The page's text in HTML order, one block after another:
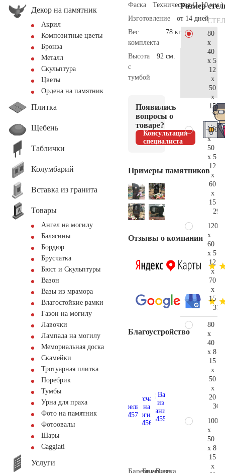
Декор на памятник
Акрил
Композитные цветы
Бронза
Металл
Скульптура
Цветы
Ордена на памятник
Плитка
Щебень
Таблички
Колумбарий
Вставка из гранита
Товары
Ангел на могилу
Балясины
Бордюр
Брусчатка
Бюст и Скульптуры
Вазон
Вазы из мрамора
Влагостойкие рамки
Газон на могилу
Лавочки
Лампада на могилу
Мемориальная доска
Скамейки
Тротуарная плитка
Поребрик
Тумбы
Урна для праха
Фото на памятник
Фотоовалы
Шары
Сaggiati
Услуги
Фаска
Техническая (1-10 мм.)
Изготовление
от 14 дней
Вес
комплекта
78 кг.
Высота
с
тумбой
92 см.
Появились
вопросы о
товаре?
Консультация
специалиста
Примеры памятников
Отзывы о компании
Благоустройство
Барельеф
Брусчатка
Ваза
Размер
80
x
40
x 5
12
x
50
x
15
100
x
50
x 5
12
x
60
x
15
120
x
60
x 5
12
x
70
x
15
80
x
40
x 8
15
x
50
x
20
100
x
50
x 8
15
x